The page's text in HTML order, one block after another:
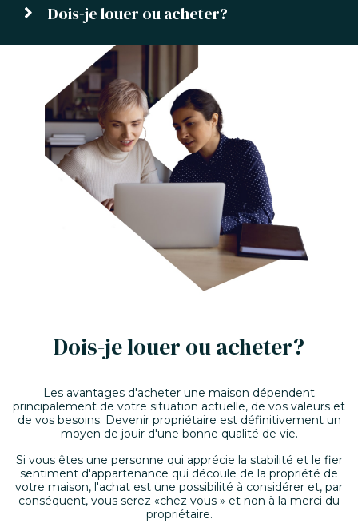
Dois-je louer ou acheter?
Dois-je louer ou acheter?
Les avantages d'acheter une maison dépendent
principalement de votre situation actuelle, de vos valeurs et
de vos besoins. Devenir propriétaire est définitivement un
moyen de jouir d'une bonne qualité de vie.
Si vous êtes une personne qui apprécie la stabilité et le fier
sentiment d'appartenance qui découle de la propriété de
votre maison, l'achat est une possibilité à considérer et, par
conséquent, vous serez «chez vous » et non à la merci du
propriétaire.